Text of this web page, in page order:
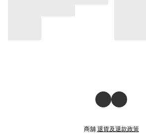
商舖 退貨及退款政策